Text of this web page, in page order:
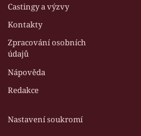
Castingy a výzvy
Kontakty
Zpracování osobních
údajů
Nápověda
Redakce
Nastavení soukromí